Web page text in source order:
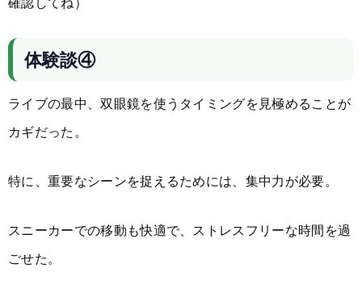
体験談④
ライブの最中、双眼鏡を使うタイミングを見極めることが
カギだった。
特に、重要なシーンを捉えるためには、集中力が必要。
スニーカーでの移動も快適で、ストレスフリーな時間を過
ごせた。